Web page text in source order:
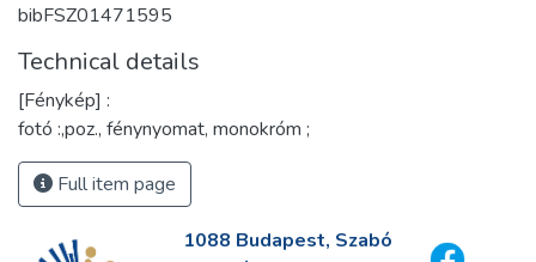
bibFSZ01471595
Technical details
[Fénykép] :
fotó :,poz., fénynyomat, monokróm ;
Full item page
1088 Budapest, Szabó